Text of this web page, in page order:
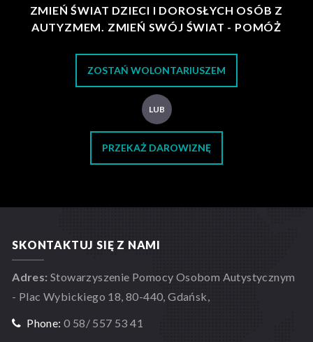
ZMIEŃ ŚWIAT DZIECI I DOROSŁYCH OSÓB Z
AUTYZMEM. ZMIEŃ SWÓJ ŚWIAT - POMÓŻ
ZOSTAŃ WOLONTARIUSZEM
LUB
PRZEKAŻ DAROWIZNĘ
SKONTAKTUJ SIĘ Z NAMI
Adres: Stowarzyszenie Pomocy Osobom Autystycznym
- Plac Wybickiego 18, 80-440, Gdańsk,
Phone: 0 58/ 557 53 41